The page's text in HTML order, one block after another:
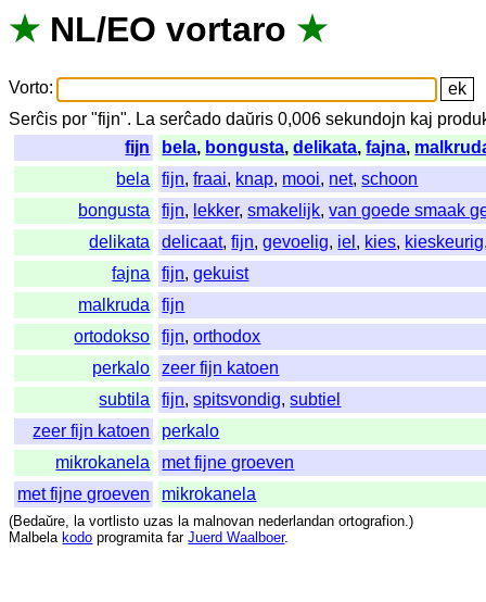
★ NL/EO vortaro ★
Vorto:
Serĉis por "fijn". La serĉado daŭris 0,006sekundojn kaj
fijn
bela, bongusta,delikata,fajna,
bela
fijn,fraai, knap, mooi, net,schoon
bongusta
fijn, lekker,smakelijk,van goede smaak
delikata
delicaat,fijn,gevoelig, iel , kies, kieskeurig
fajna
fijn,gekuist
malkruda
fijn
ortodokso
fijn,orthodox
perkalo
zeer fijn katoen
subtila
fijn,spitsvondig,subtiel
zeer fijn katoen
perkalo
mikrokanela
met fijne groeven
met fijne groeven
mikrokanela
(Bedaŭre, la vortlisto uzas la malnovan nederlandan ortografion.)
Malbela kodo programita far Juerd Waalboer.